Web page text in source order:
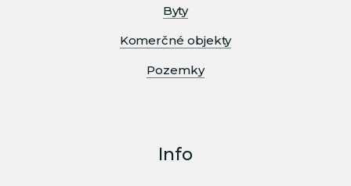
Byty
Komerčné objekty
Pozemky
Info